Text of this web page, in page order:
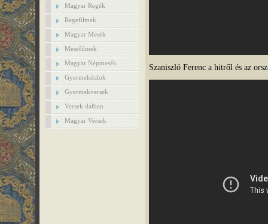
Magyar Regék
Regefilmek
Magyar Mesék
Mesefilmek
Magyar Népmesék
Gyermekdalok
Gyermekversek
Versek dalban
Magyar Versek
Szaniszló Ferenc a hitről és az